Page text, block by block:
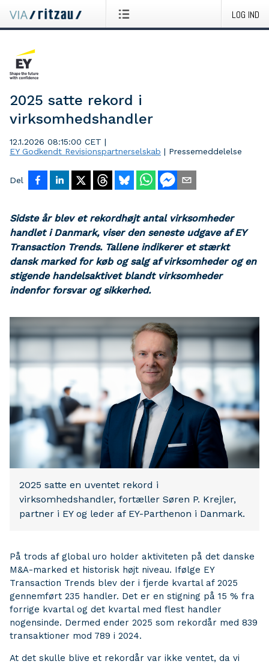
LOG IND
2025 satte rekord i
virksomhedshandler
12.1.2026 08:15:00 CET |
EY Godkendt Revisionspartnerselskab | Pressemeddelelse
Del
Sidste år blev et rekordhøjt antal virksomheder
handlet i Danmark, viser den seneste udgave af EY
Transaction Trends. Tallene indikerer et stærkt
dansk marked for køb og salg af virksomheder og en
stigende handelsaktivet blandt virksomheder
indenfor forsvar og sikkerhed.
2025 satte en uventet rekord i
virksomhedshandler, fortæller Søren P. Krejler,
partner i EY og leder af EY-Parthenon i Danmark.
På trods af global uro holder aktiviteten på det danske
M&A-marked et historisk højt niveau. Ifølge EY
Transaction Trends blev der i fjerde kvartal af 2025
gennemført 235 handler. Det er en stigning på 15 % fra
forrige kvartal og det kvartal med flest handler
nogensinde. Dermed ender 2025 som rekordår med 839
transaktioner mod 789 i 2024.
At det skulle blive et rekordår var ikke ventet, da vi